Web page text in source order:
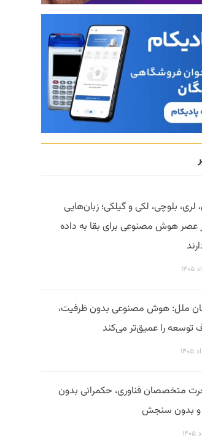
لری، بلوچی، لکی و گیلکی؛ زبان‌هایی
عصر هوش مصنوعی برای بقا به داده
ملل: هوش مصنوعی بدون ظرفیت،
توسعه را عمیق‌تر می‌کند
متخصصان فناوری، حکمرانی بدون
و بدون سنجش